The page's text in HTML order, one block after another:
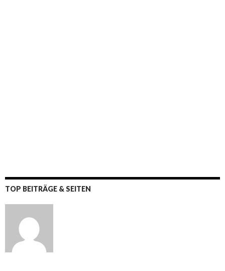
TOP BEITRÄGE & SEITEN